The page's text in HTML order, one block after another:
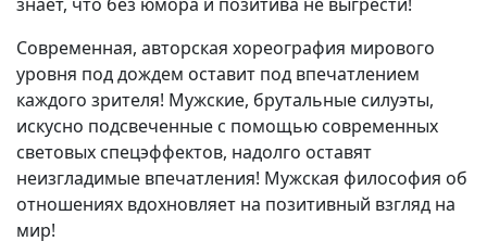
Современная, авторская хореография мирового
уровня под дождем оставит под впечатлением
каждого зрителя! Мужские, брутальные силуэты,
искусно подсвеченные с помощью современных
световых спецэффектов, надолго оставят
неизгладимые впечатления! Мужская философия об
отношениях вдохновляет на позитивный взгляд на
мир!